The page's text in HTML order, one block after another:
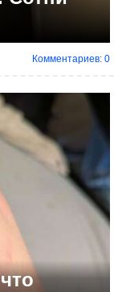
Комментариев: 0